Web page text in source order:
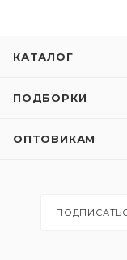
КАТАЛОГ
ПОДБОРКИ
ОПТОВИКАМ